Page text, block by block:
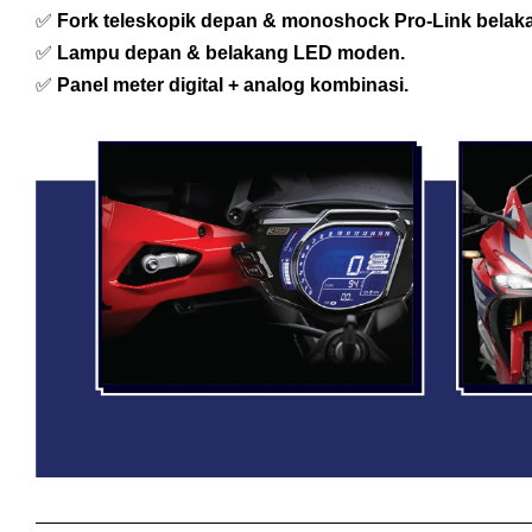
✅ Fork teleskopik depan & monoshock Pro-Link
✅ Lampu depan & belakang LED moden.
✅ Panel meter digital + analog kombinasi.